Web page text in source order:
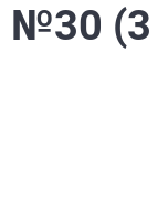
№30 (3